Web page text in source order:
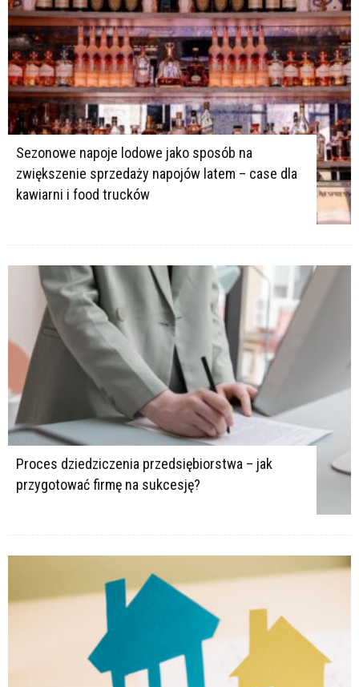
Sezonowe napoje lodowe jako sposób na
zwiększenie sprzedaży napojów latem – case dla
kawiarni i food trucków
Proces dziedziczenia przedsiębiorstwa – jak
przygotować firmę na sukcesję?